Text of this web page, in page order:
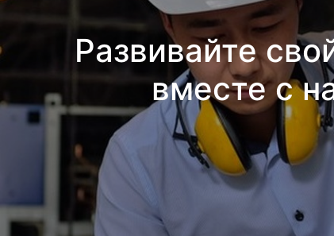
Развивайте
вместе с